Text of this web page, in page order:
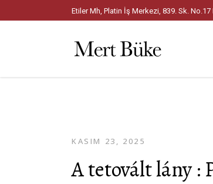
Etiler Mh, Platin İş Merkezi, 839. Sk.
KASIM 23, 2025
A tetovált lány :